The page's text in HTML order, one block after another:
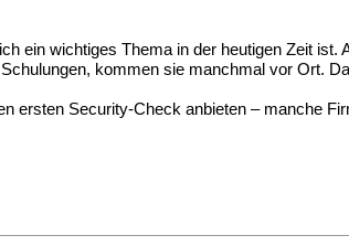
ein wichtiges Thema in der heutigen Zeit
kommen sie manchmal vor Ort.
ersten Security-Check anbieten – manche